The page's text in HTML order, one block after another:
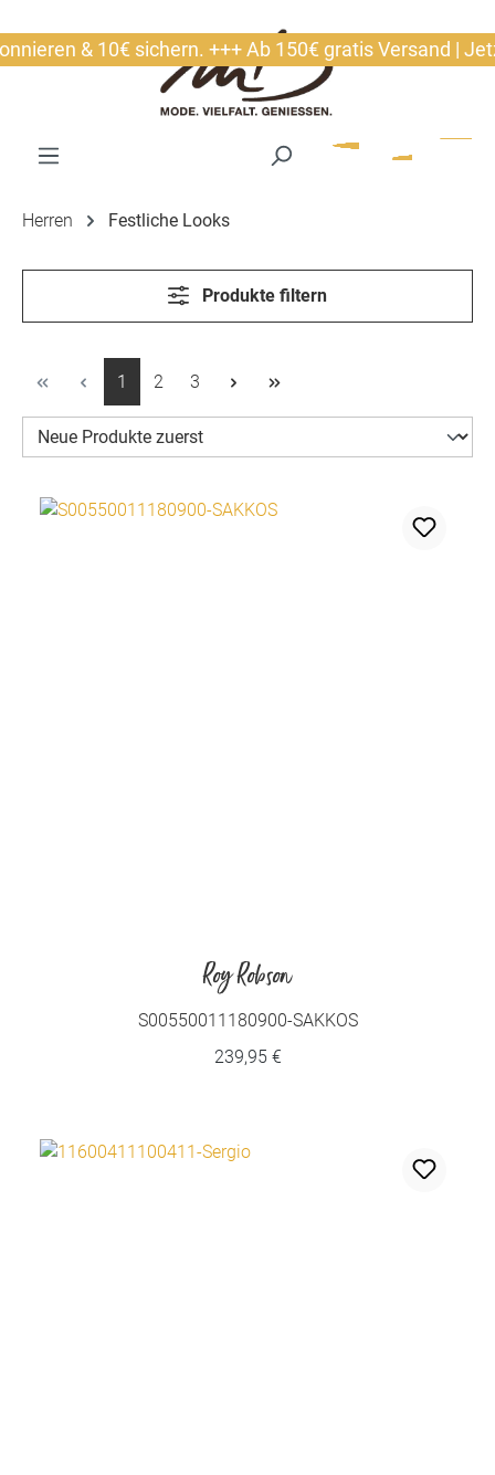
sichern. +++ Ab 150€ gratis Versand | Jetzt
Herren Festliche Looks
Produkte filtern
Seite
1 Seite
2 Seite
3
Roy Robson
S00550011180900-SAKKOS
239,95 €